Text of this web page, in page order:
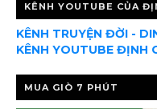
KÊNH YOUTUBE CỦA
KÊNH TRUYỆN ĐỜI -
KÊNH YOUTUBE ĐỊNH
MUA GIÒ 7 PHÚT